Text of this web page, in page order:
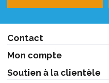
Contact
Mon compte
Soutien à la clientèle